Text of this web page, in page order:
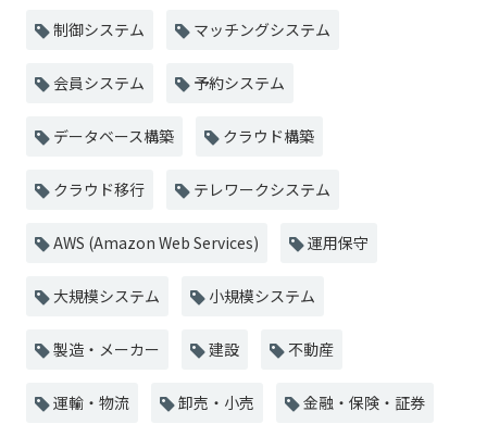
制御システム マッチングシステム
会員システム 予約システム
データベース構築 クラウド構築
クラウド移行 テレワークシステム
AWS (Amazon Web Services) 運用保守
大規模システム 小規模システム
製造・メーカー 建設 不動産
運輸・物流 卸売・小売 金融・保険・証券